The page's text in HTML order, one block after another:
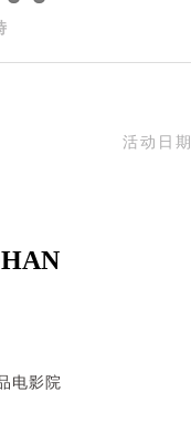
活动日期
电影院